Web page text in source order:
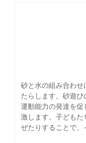
砂と水の組み合わせ
たらします。砂遊
運動能力の発達を
激します。子ども
ぜたりすることで